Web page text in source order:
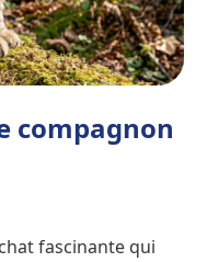
compagnon
fascinante qui